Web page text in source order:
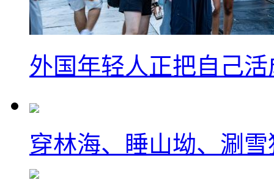
外国年轻人正把自己活
穿林海、睡山坳、涮